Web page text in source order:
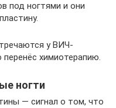
под ногтями и они
у ВИЧ-
химиотерапию.
ногти
— сигнал о том, что